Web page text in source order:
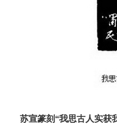
苏宣篆刻“我思古人实获